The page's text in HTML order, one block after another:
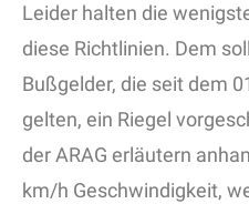
Leider halten die
diese Richtlinien. Dem
Bußgelder, die seit dem
gelten, ein Riegel
der ARAG erläutern
km/h Geschwindigkeit,